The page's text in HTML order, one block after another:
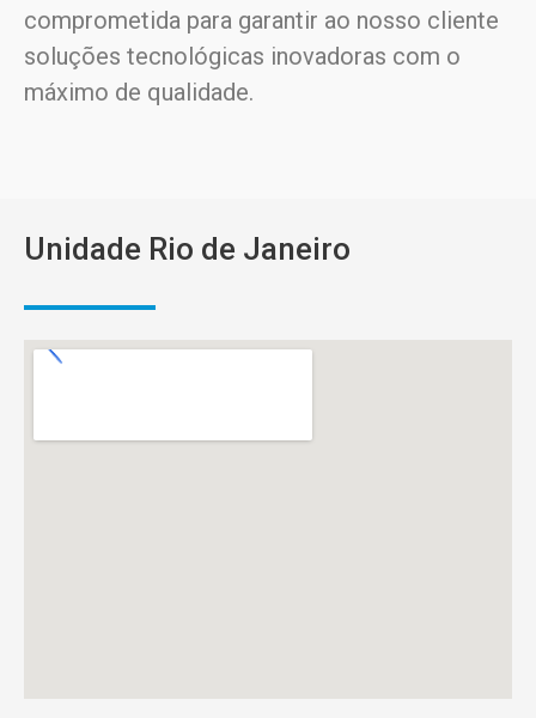
comprometida para garantir ao nosso cliente
soluções tecnológicas inovadoras com o
máximo de qualidade.
Unidade Rio de Janeiro